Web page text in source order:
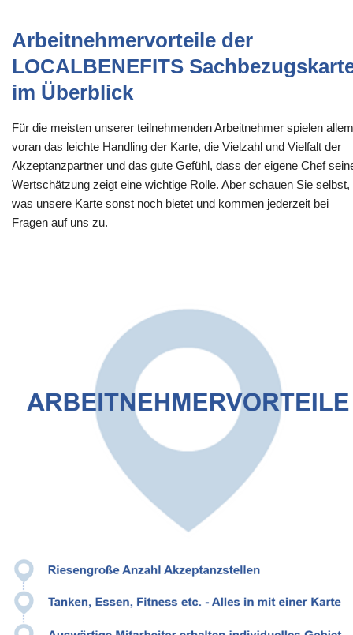
Arbeitnehmervorteile der
LOCALBENEFITS
im Überblick
Für die meisten unserer teilnehmenden Arbeitnehmer spielen allem
voran das leichte Handling der Karte, die Vielzahl und Vielfalt der
Akzeptanzpartner und das gute Gefühl, dass der eigene Chef
Wertschätzung zeigt eine wichtige Rolle. Aber schauen Sie selbst,
was unsere Karte sonst noch bietet und kommen jederzeit bei
Fragen auf uns zu.